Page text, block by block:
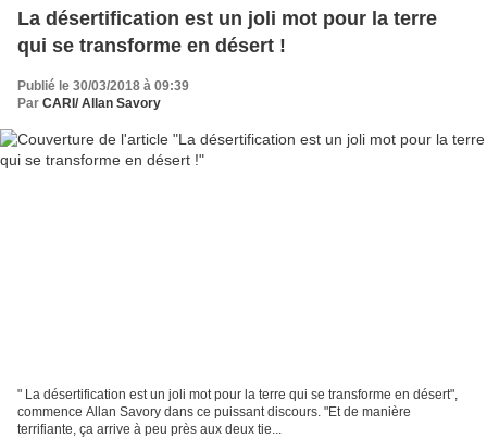
La désertification est un joli mot pour la terre
qui se transforme en désert !
Publié le 30/03/2018 à 09:39
Par CARI/ Allan Savory
" La désertification est un joli mot pour la terre qui se transforme en désert",
commence Allan Savory dans ce puissant discours. "Et de manière
terrifiante, ça arrive à peu près aux deux tie...